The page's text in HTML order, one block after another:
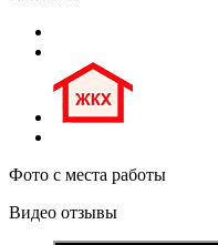
Фото с места работы
Видео отзывы